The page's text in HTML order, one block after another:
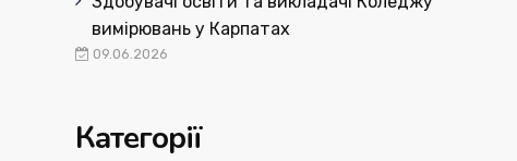
вимірювань у Карпатах
09.06.2026
Категорії